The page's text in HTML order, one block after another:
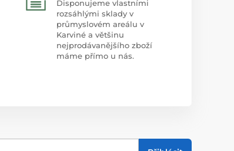
Disponujeme vlastními
rozsáhlými sklady v
průmyslovém areálu v
Karviné a většinu
nejprodávanějšího zboží
máme přímo u nás.